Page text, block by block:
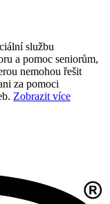
službu
a pomoc seniorům,
nemohou řešit
za pomoci
Zobrazit více